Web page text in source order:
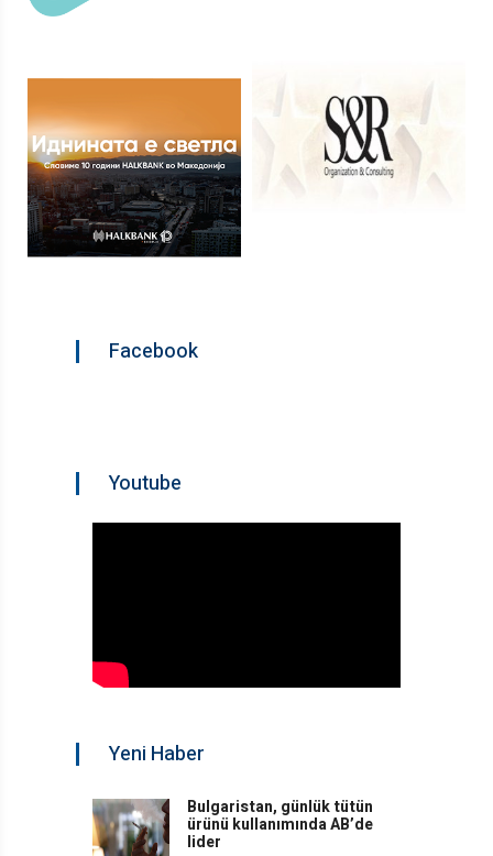
Facebook
Youtube
Yeni Haber
Bulgaristan, günlük tütün
ürünü kullanımında AB’de
lider